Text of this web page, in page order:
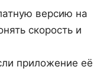
версию на
скорость и
приложение её